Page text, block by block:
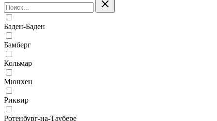
Баден-Баден
Бамберг
Кольмар
Мюнхен
Риквир
Ротенбург-на-Таубере